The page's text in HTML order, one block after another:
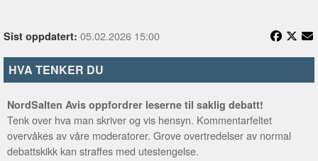
Sist oppdatert: 05.02.2026 15:00
HVA TENKER DU
NordSalten Avis oppfordrer leserne til saklig debatt!
Tenk over hva man skriver og vis hensyn. Kommentarfeltet
overvåkes av våre moderatorer. Grove overtredelser av normal
debattskikk kan straffes med utestengelse.